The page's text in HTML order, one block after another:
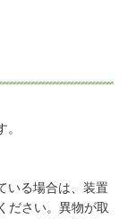
いる場合は、装置
ださい。異物が取